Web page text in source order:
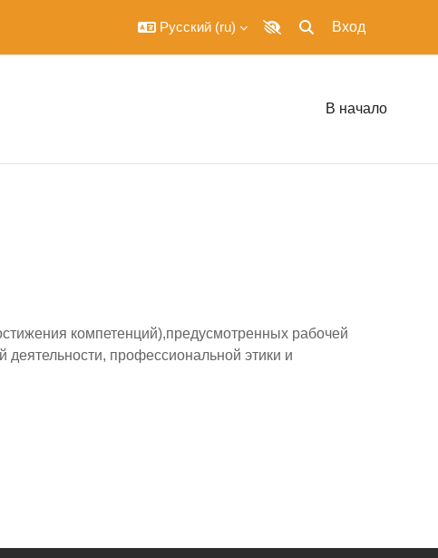
Русский ‎(ru)‎
Изменить данные
Вход
В начало
компетенций),предусмотренных рабочей
профессиональной этики и